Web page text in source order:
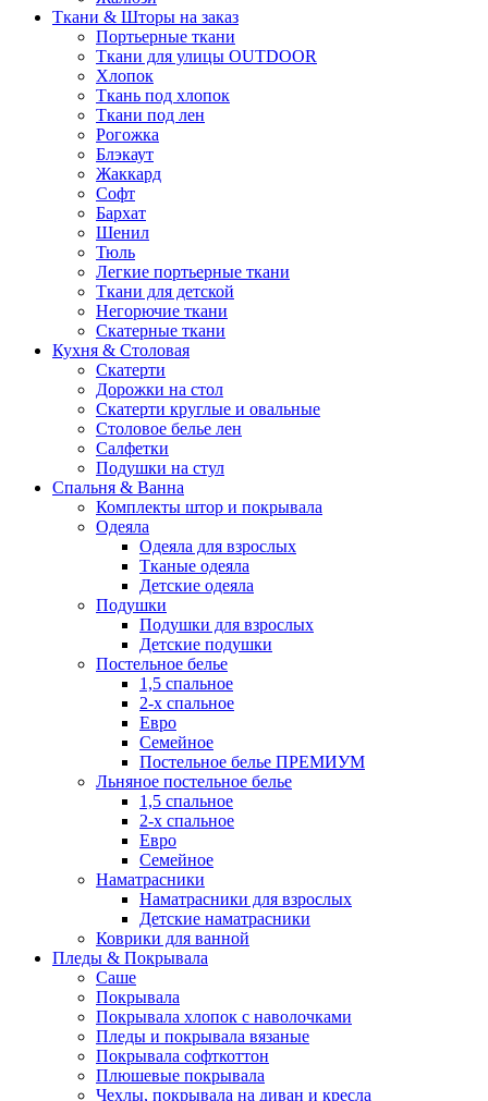
Ткани & Шторы на заказ
Портьерные ткани
Ткани для улицы OUTDOOR
Хлопок
Ткань под хлопок
Ткани под лен
Рогожка
Блэкаут
Жаккард
Софт
Бархат
Шенил
Тюль
Легкие портьерные ткани
Ткани для детской
Негорючие ткани
Скатерные ткани
Кухня & Столовая
Скатерти
Дорожки на стол
Скатерти круглые и овальные
Столовое белье лен
Салфетки
Подушки на стул
Спальня & Ванна
Комплекты штор и покрывала
Одеяла
Одеяла для взрослых
Тканые одеяла
Детские одеяла
Подушки
Подушки для взрослых
Детские подушки
Постельное белье
1,5 спальное
2-х спальное
Евро
Семейное
Постельное белье ПРЕМИУМ
Льняное постельное белье
1,5 спальное
2-х спальное
Евро
Семейное
Наматрасники
Наматрасники для взрослых
Детские наматрасники
Коврики для ванной
Пледы & Покрывала
Саше
Покрывала
Покрывала хлопок с наволочками
Пледы и покрывала вязаные
Покрывала софткоттон
Плюшевые покрывала
Чехлы, покрывала на диван и кресла